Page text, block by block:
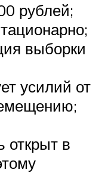
рублей;
выборки
усилий от
открыт в